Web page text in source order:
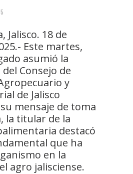
Jalisco. 18 de
Este martes,
asumió la
Consejo de
y
de Jalisco
su mensaje de toma
la titular de la
destacó
que ha
en la
agro jalisciense.